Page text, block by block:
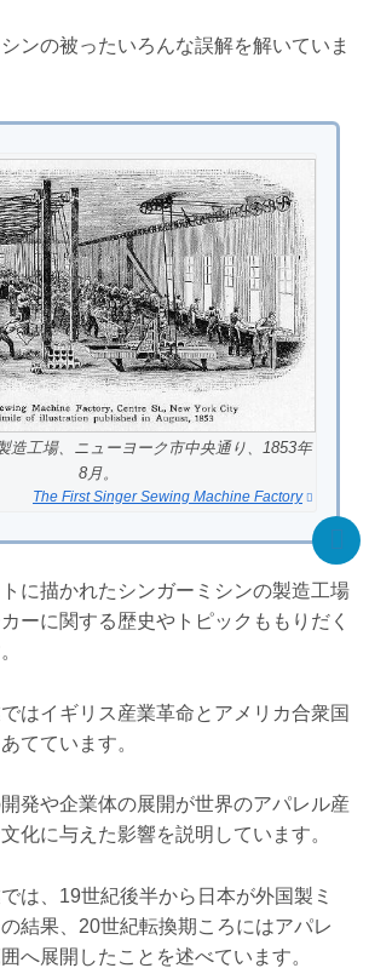
ンの被ったいろんな誤解を解いていま
造工場、ニューヨーク市中央通り、1853年
8月。
The First Singer Sewing Machine Factory
に描かれたシンガーミシンの製造工場
ーに関する歴史やトピックももりだく
はイギリス産業革命とアメリカ合衆国
てています。
発や企業体の展開が世界のアパレル産
化に与えた影響を説明しています。
は、19世紀後半から日本が外国製ミ
結果、20世紀転換期ころにはアパレ
へ展開したことを述べています。